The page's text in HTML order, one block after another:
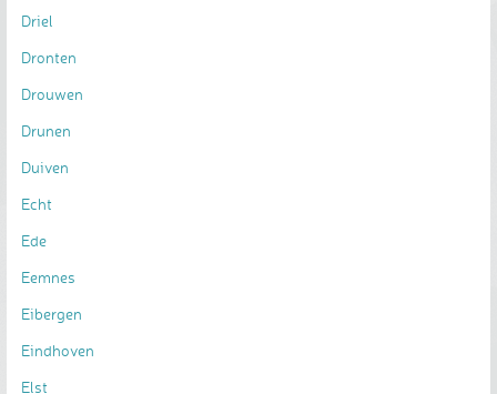
Driel
Dronten
Drouwen
Drunen
Duiven
Echt
Ede
Eemnes
Eibergen
Eindhoven
Elst